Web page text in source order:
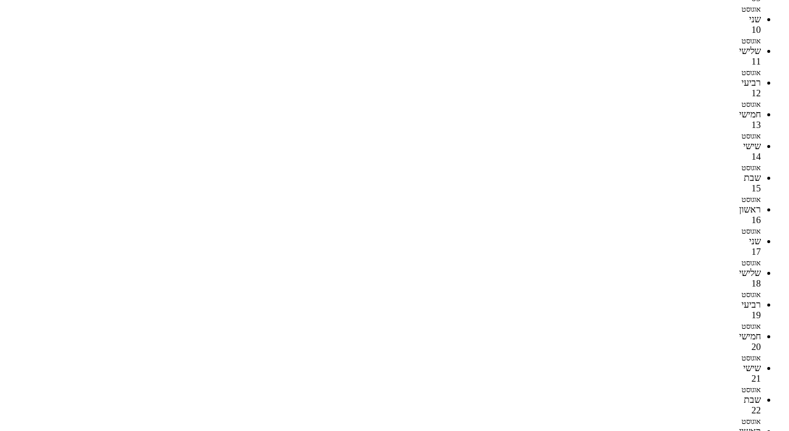
אוגוסט
שני
10
אוגוסט
שלישי
11
אוגוסט
רביעי
12
אוגוסט
חמישי
13
אוגוסט
שישי
14
אוגוסט
שבת
15
אוגוסט
ראשון
16
אוגוסט
שני
17
אוגוסט
שלישי
18
אוגוסט
רביעי
19
אוגוסט
חמישי
20
אוגוסט
שישי
21
אוגוסט
שבת
22
אוגוסט